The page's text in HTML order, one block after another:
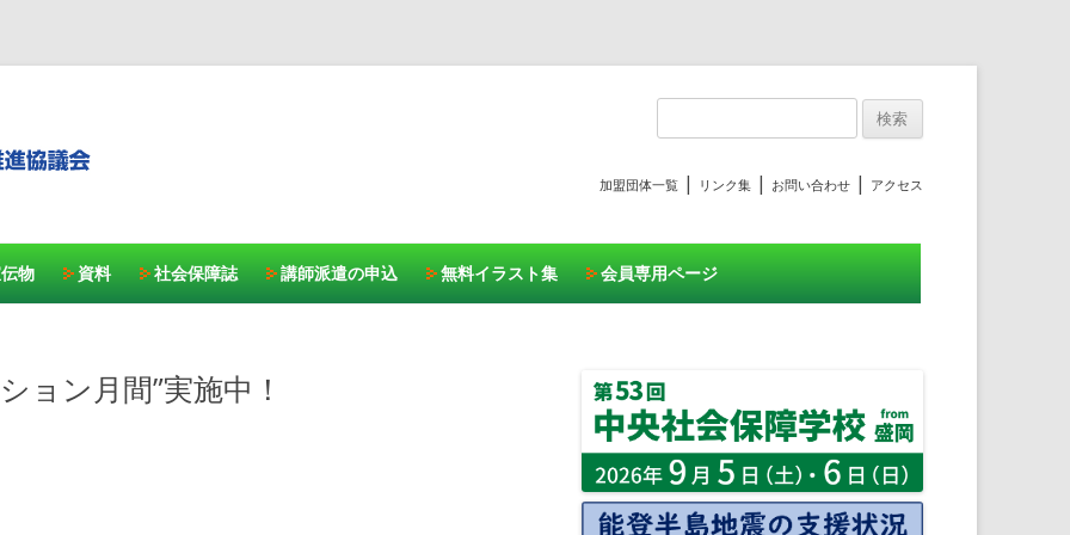
索:
加盟団体一覧| リンク集| お問い合わせ| アクセス
物 資料 社会保障誌 講師派遣の申込 無料イラスト集 会員専用ページ
ョン月間”実施中！